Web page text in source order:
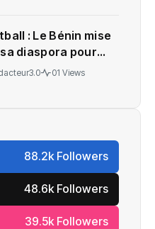
: Le Bénin mise
diaspora pour
les futurs01 Views
88.2k Followers
48.6k Followers
39.5k Followers